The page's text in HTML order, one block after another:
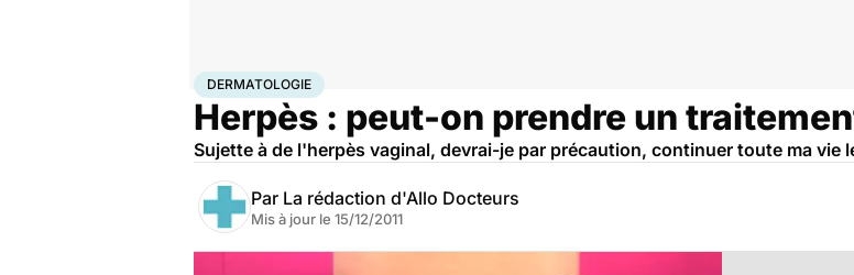
AccueilSanté Médicaments
DERMATOLOGIE
Herpès : peut-on prendre un
Sujette à de l'herpès vaginal, devrai-je par précaution, continuer toute ma vie
Par La rédaction d'Allo Docteurs
Mis à jour le 15/12/2011